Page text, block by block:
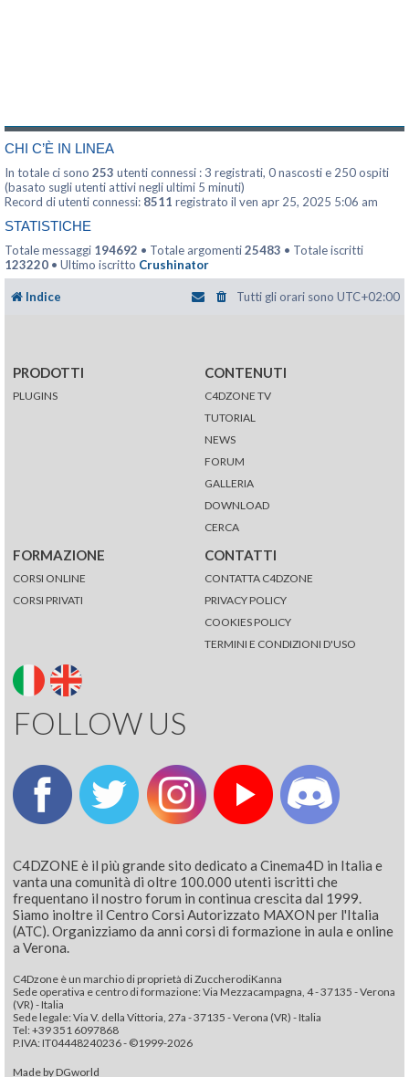
CHI C’È IN LINEA
In totale ci sono 253 utenti connessi : 3 registrati, 0 nascosti e 250 ospiti
(basato sugli utenti attivi negli ultimi 5 minuti)
Record di utenti connessi: 8511 registrato il ven apr 25, 2025 5:06 am
STATISTICHE
Totale messaggi 194692 • Totale argomenti25483 • Totale iscritti
123220 • Ultimo iscritto Crushinator
Indice Tutti gli orari sono UTC+02:00
PRODOTTI
PLUGINS
CONTENUTI
C4DZONE TV
TUTORIAL
NEWS
FORUM
GALLERIA
DOWNLOAD
CERCA
FORMAZIONE
CORSI ONLINE
CORSI PRIVATI
CONTATTI
CONTATTA C4DZONE
PRIVACY POLICY
COOKIES POLICY
TERMINI E CONDIZIONI D'USO
FOLLOW US
C4DZONE è il più grande sito dedicato a Cinema4D in Italia e
vanta una comunità di oltre 100.000 utenti iscritti che
frequentano il nostro forum in continua crescita dal 1999.
Siamo inoltre il Centro Corsi Autorizzato MAXON per l'Italia
(ATC). Organizziamo da anni corsi di formazione in aula e online
a Verona.
C4Dzone è un marchio di proprietà di ZuccherodiKanna
Sede operativa e centro di formazione: Via Mezzacampagna, 4 - 37135 - Verona
(VR) - Italia
Sede legale: Via V. della Vittoria, 27a - 37135 - Verona (VR) - Italia
Tel: +39 351 6097868‬
P.IVA: IT04448240236 - ©1999-2026
Made by DGworld